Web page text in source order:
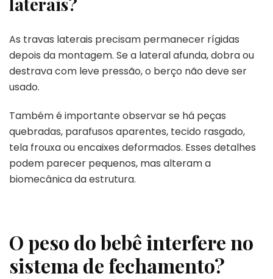
As travas laterais precisam permanecer rígidas
depois da montagem. Se a lateral afunda, dobra ou
destrava com leve pressão, o berço não deve ser
usado.
Também é importante observar se há peças
quebradas, parafusos aparentes, tecido rasgado,
tela frouxa ou encaixes deformados. Esses detalhes
podem parecer pequenos, mas alteram a
biomecânica da estrutura.
O peso do bebê interfere no
sistema de fechamento?